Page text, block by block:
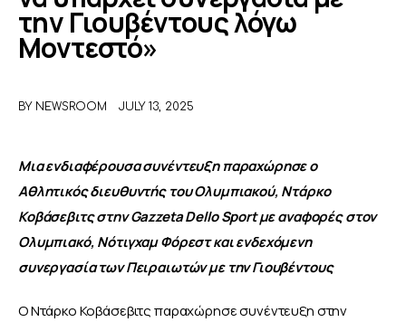
ΑΦΙΕΡΩΜΑΤΑ
την Γιουβέντους λόγω
Μοντεστό»
BY NEWSROOM JULY 13, 2025
Μια ενδιαφέρουσα συνέντευξη παραχώρησε ο
Αθλητικός διευθυντής του Ολυμπιακού, Ντάρκο
Κοβάσεβιτς στην Gazzeta Dello Sport με αναφορές στον
Ολυμπιακό, Νότιγχαμ Φόρεστ και ενδεχόμενη
συνεργασία των Πειραιωτών με την Γιουβέντους
Ο Ντάρκο Κοβάσεβιτς παραχώρησε συνέντευξη στην